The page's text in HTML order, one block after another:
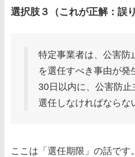
選択肢３（これが正解：誤り
特定事業者は、公害防
を選任すべき事由が発
30日以内に、公害防止
選任しなければならな
ここは「選任期限」の話です